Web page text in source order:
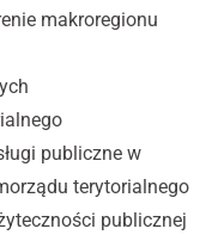
makroregionu
publiczne w
terytorialnego
publicznej